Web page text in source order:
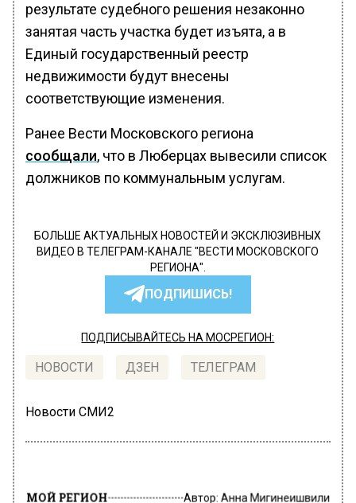
результате судебного решения незаконно
занятая часть участка будет изъята, а в
Единый государственный реестр
недвижимости будут внесены
соответствующие изменения.
Ранее Вести Московского региона
сообщали, что в Люберцах вывесили список
должников по коммунальным услугам.
БОЛЬШЕ АКТУАЛЬНЫХ НОВОСТЕЙ И ЭКСКЛЮЗИВНЫХ
ВИДЕО В ТЕЛЕГРАМ-КАНАЛЕ "ВЕСТИ МОСКОВСКОГО
РЕГИОНА".
ПОДПИШИСЬ!
ПОДПИСЫВАЙТЕСЬ НА МОСРЕГИОН:
НОВОСТИ ДЗЕН ТЕЛЕГРАМ
Новости СМИ2
МОЙ РЕГИОН Автор: Анна Мигинеишвили